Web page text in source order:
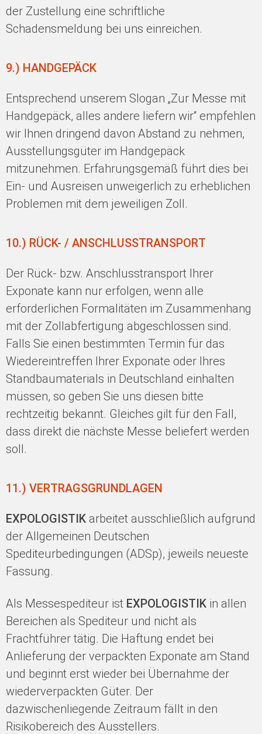
der Zustellung eine schriftliche
Schadensmeldung bei uns einreichen.
9.) HANDGEPÄCK
Entsprechend unserem Slogan „Zur Messe mit
Handgepäck, alles andere liefern wir“ empfehlen
wir Ihnen dringend davon Abstand zu nehmen,
Ausstellungsgüter im Handgepäck
mitzunehmen. Erfahrungsgemäß führt dies bei
Ein- und Ausreisen unweigerlich zu erheblichen
Problemen mit dem jeweiligen Zoll.
10.) RÜCK- / ANSCHLUSSTRANSPORT
Der Rück- bzw. Anschlusstransport Ihrer
Exponate kann nur erfolgen, wenn alle
erforderlichen Formalitäten im Zusammenhang
mit der Zollabfertigung abgeschlossen sind.
Falls Sie einen bestimmten Termin für das
Wiedereintreffen Ihrer Exponate oder Ihres
Standbaumaterials in Deutschland einhalten
müssen, so geben Sie uns diesen bitte
rechtzeitig bekannt. Gleiches gilt für den Fall,
dass direkt die nächste Messe beliefert werden
soll.
11.) VERTRAGSGRUNDLAGEN
EXPOLOGISTIK arbeitet ausschließlich aufgrund
der Allgemeinen Deutschen
Spediteurbedingungen (ADSp), jeweils neueste
Fassung.
Als Messespediteur ist EXPOLOGISTIK in allen
Bereichen als Spediteur und nicht als
Frachtführer tätig. Die Haftung endet bei
Anlieferung der verpackten Exponate am Stand
und beginnt erst wieder bei Übernahme der
wiederverpackten Güter. Der
dazwischenliegende Zeitraum fällt in den
Risikobereich des Ausstellers.